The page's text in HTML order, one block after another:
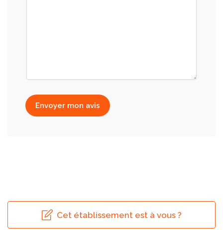
Envoyer mon avis
Cet établissement est à vous ?